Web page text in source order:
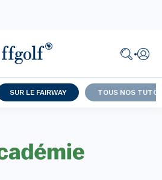
SUR LE FAIRWAY TOUS NOS